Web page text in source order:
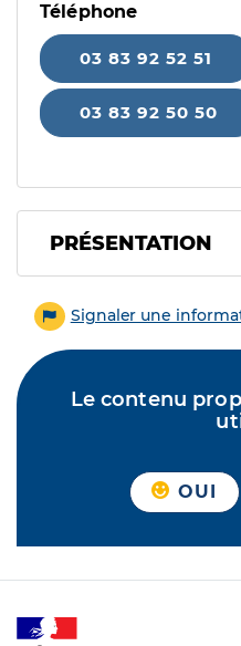
Téléphone
03 83 92 52 51
03 83 92 50 50
PRÉSENTATION
Signaler une
Le contenu
OUI